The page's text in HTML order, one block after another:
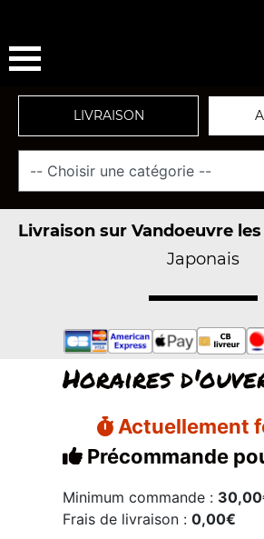
LIVRAISON
Livraison sur Vandoeuvre
Japonais
Horaires
Actuellement
Précommande
Minimum commande :
Frais de livraison : 0,00€